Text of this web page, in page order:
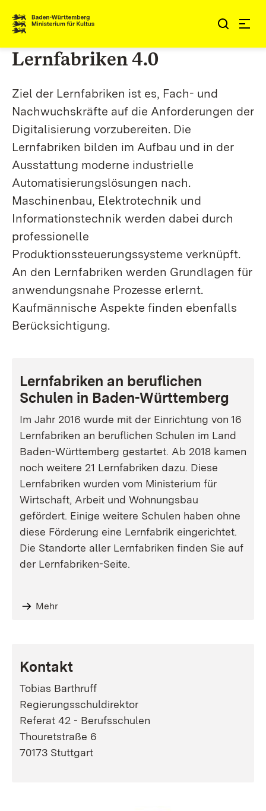
Zum Inhalt springen
Link zur Startseite
Lernfabriken 4.0
Ziel der Lernfabriken ist es, Fach- und
Nachwuchskräfte auf die Anforderungen der
Digitalisierung vorzubereiten. Die
Lernfabriken bilden im Aufbau und in der
Ausstattung moderne industrielle
Automatisierungslösungen nach.
Maschinenbau, Elektrotechnik und
Informationstechnik werden dabei durch
professionelle
Produktionssteuerungssysteme verknüpft.
An den Lernfabriken werden Grundlagen für
anwendungsnahe Prozesse erlernt.
Kaufmännische Aspekte finden ebenfalls
Berücksichtigung.
Lernfabriken an beruflichen
Schulen in Baden-Württemberg
Im Jahr 2016 wurde mit der Einrichtung von 16
Lernfabriken an beruflichen Schulen im Land
Baden-Württemberg gestartet. Ab 2018 kamen
noch weitere 21 Lernfabriken dazu. Diese
Lernfabriken wurden vom Ministerium für
Wirtschaft, Arbeit und Wohnungsbau
gefördert. Einige weitere Schulen haben ohne
diese Förderung eine Lernfabrik eingerichtet.
Die Standorte aller Lernfabriken finden Sie auf
der Lernfabriken-Seite.
Mehr
Kontakt
Tobias Barthruff
Regierungsschuldirektor
Referat 42 - Berufsschulen
Thouretstraße 6
70173 Stuttgart